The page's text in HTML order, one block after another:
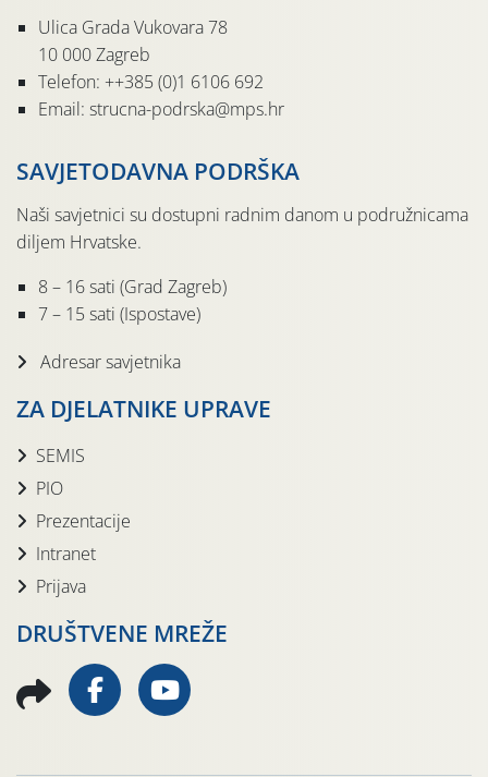
Ulica Grada Vukovara 78
10 000 Zagreb
Telefon: ++385 (0)1 6106 692
Email: strucna-podrska@mps.hr
SAVJETODAVNA PODRŠKA
Naši savjetnici su dostupni radnim danom u podružnicama
diljem Hrvatske.
8 – 16 sati (Grad Zagreb)
7 – 15 sati (Ispostave)
Adresar savjetnika
ZA DJELATNIKE UPRAVE
SEMIS
PIO
Prezentacije
Intranet
Prijava
DRUŠTVENE MREŽE